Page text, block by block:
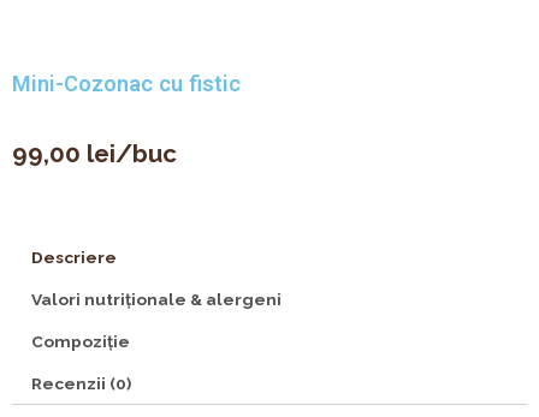
Mini-Cozonac cu fistic
99,00 lei/buc
Descriere
Valori nutriționale & alergeni
Compoziție
Recenzii (0)